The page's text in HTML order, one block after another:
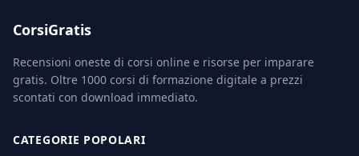
CorsiGratis
Recensioni oneste di corsi online e risorse per imparare
gratis. Oltre 1000 corsi di formazione digitale a prezzi
scontati con download immediato.
CATEGORIE POPOLARI